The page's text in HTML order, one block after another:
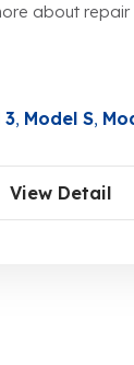
about
3 Model S
View Detail